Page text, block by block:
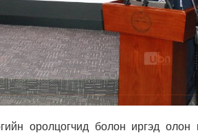
оролцогчид болон иргэд олон